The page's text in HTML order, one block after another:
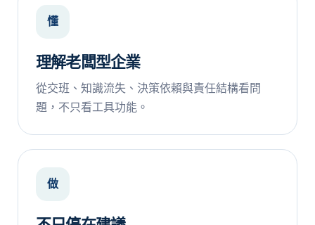
懂
理解老闆型企業
從交班、知識流失、決策依賴與責任結構看問
題，不只看工具功能。
做